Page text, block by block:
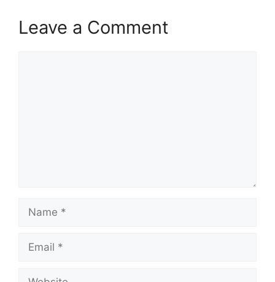
Leave a Comment
Name
Email
Website